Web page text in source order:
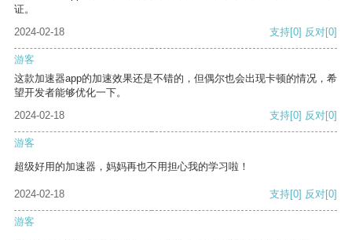
证。
2024-02-18
支持[0] 反对[0]
游客
这款加速器app的加速效果还是不错的，但偶尔也会出现卡顿的情况，希
望开发者能够优化一下。
2024-02-18
支持[0] 反对[0]
游客
超级好用的加速器，妈妈再也不用担心我的学习啦！
2024-02-18 支持[0] 反对[0]
游客